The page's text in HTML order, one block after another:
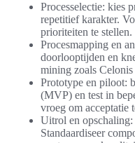
Processelectie: kies
repetitief karakter.
prioriteiten te stellen.
Procesmapping en
doorlooptijden en
mining zoals Celonis
Prototype en piloot:
(MVP) en test in
vroeg om acceptatie
Uitrol en
Standaardiseer